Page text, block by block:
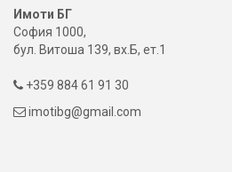
Имоти БГ
София 1000,
бул. Витоша 139, вх.Б, ет.1
 +359 884 61 91 30
 imotibg@gmail.com